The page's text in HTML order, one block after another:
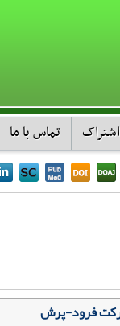
تماس با ما
حرکت فرود-پرش